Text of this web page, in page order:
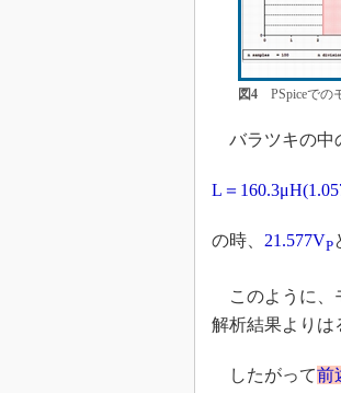
図4PSpiceでの
バラツキの中
L＝
の時、 21.577VP
このように、
解析結果よりは
したがって前